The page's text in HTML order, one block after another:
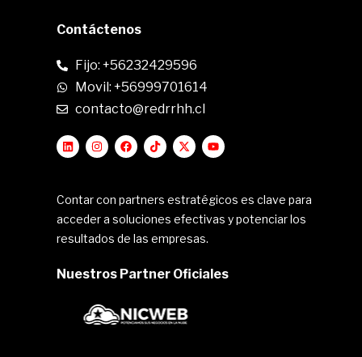
Contáctenos
Fijo: +56232429596
Movil: +56999701614
contacto@redrrhh.cl
Contar con partners estratégicos es clave para
acceder a soluciones efectivas y potenciar los
resultados de las empresas.
Nuestros Partner Oficiales